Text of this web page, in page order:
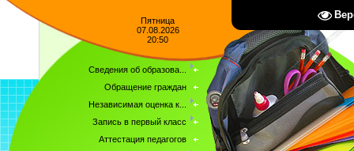
Пятница
07.08.2026
20:50
Сведения об образова...
Обращение граждан
Независимая оценка к...
Запись в первый класс
Аттестация педагогов